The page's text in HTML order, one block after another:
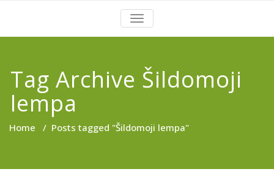
PERJUNGTI
NAVIGACIJĄ
Tag Archive Šildomoji
lempa
Home / Posts tagged "Šildomoji lempa"